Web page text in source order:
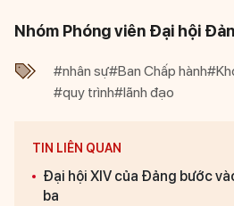
Nhóm Phóng viên Đại hội
#nhân sự#Ban Chấp hành
#quy trình#lãnh đạo
TIN LIÊN QUAN
Đại hội XIV của Đảng bước
ba